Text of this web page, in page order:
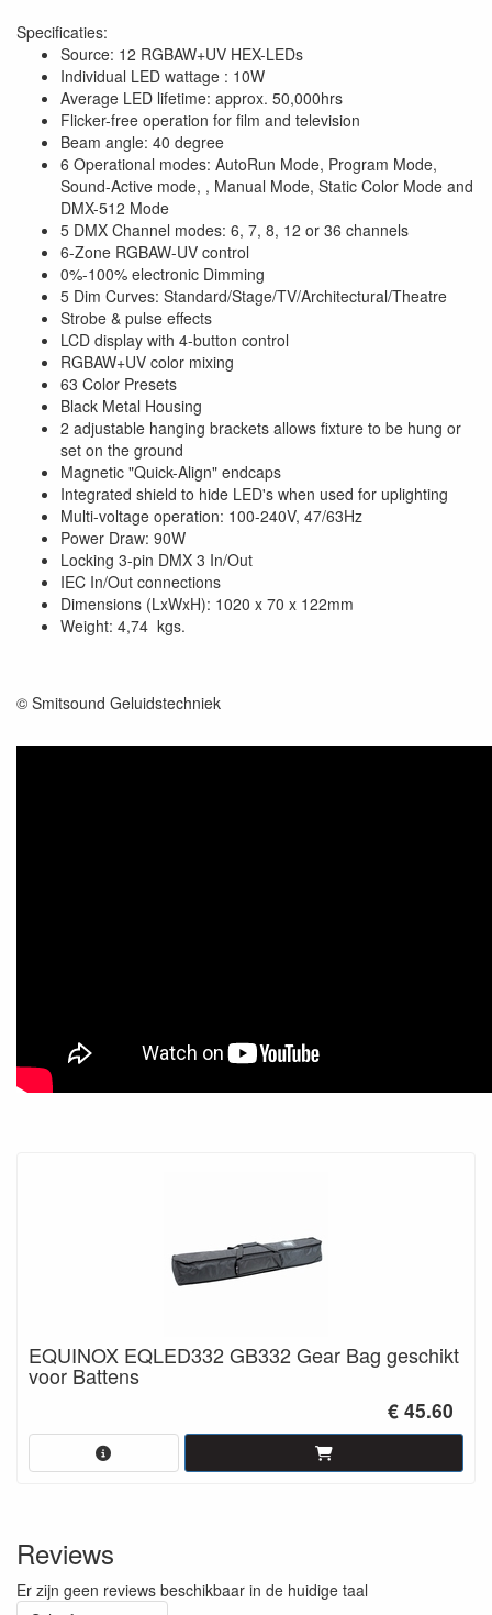
Specificaties:
Source: 12 RGBAW+UV HEX-LEDs
Individual LED wattage : 10W
Average LED lifetime: approx. 50,000hrs
Flicker-free operation for film and television
Beam angle: 40 degree
6 Operational modes: AutoRun Mode, Program Mode,
Sound-Active mode, , Manual Mode, Static Color Mode and
DMX-512 Mode
5 DMX Channel modes: 6, 7, 8, 12 or 36 channels
6-Zone RGBAW-UV control
0%-100% electronic Dimming
5 Dim Curves: Standard/Stage/TV/Architectural/Theatre
Strobe & pulse effects
LCD display with 4-button control
RGBAW+UV color mixing
63 Color Presets
Black Metal Housing
2 adjustable hanging brackets allows fixture to be hung or
set on the ground
Magnetic "Quick-Align" endcaps
Integrated shield to hide LED's when used for uplighting
Multi-voltage operation: 100-240V, 47/63Hz
Power Draw: 90W
Locking 3-pin DMX 3 In/Out
IEC In/Out connections
Dimensions (LxWxH): 1020 x 70 x 122mm
Weight: 4,74 kgs.
© Smitsound Geluidstechniek
EQUINOX EQLED332 GB332 Gear Bag geschikt
voor Battens
€ 45.60
Reviews
Er zijn geen reviews beschikbaar in de huidige taal